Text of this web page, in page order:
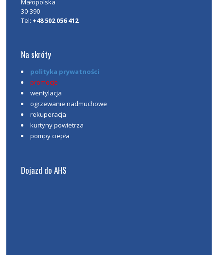
Małopolska
30-390
Tel: +48 502 056 412
Na skróty
polityka prywatności
promocje
wentylacja
ogrzewanie nadmuchowe
rekuperacja
kurtyny powietrza
pompy ciepła
Dojazd do AHS